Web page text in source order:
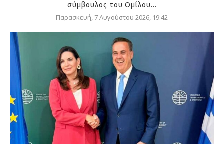
σύμβουλος του Ομίλου...
Παρασκευή, 7 Αυγούστου 2026, 19:42